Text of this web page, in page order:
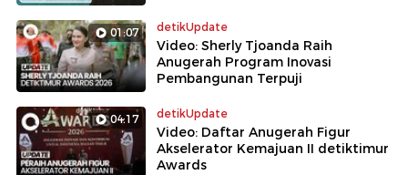
01:07 detikUpdate
Video: Sherly Tjoanda Raih
Anugerah Program Inovasi
Pembangunan Terpuji
04:17 detikUpdate
Video: Daftar Anugerah Figur
Akselerator Kemajuan II detiktimur
Awards